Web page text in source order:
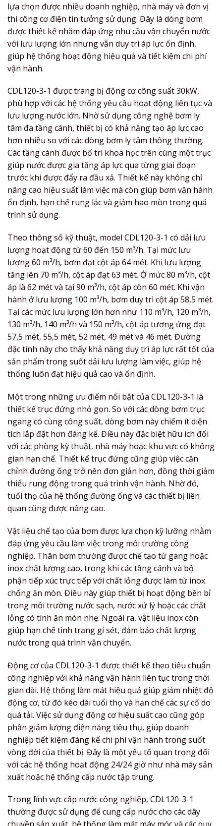
lựa chọn được nhiều doanh nghiệp, nhà máy và đơn vị
thi công cơ điện tin tưởng sử dụng. Đây là dòng bơm
được thiết kế nhằm đáp ứng nhu cầu vận chuyển nước
với lưu lượng lớn nhưng vẫn duy trì áp lực ổn định,
giúp hệ thống hoạt động hiệu quả và tiết kiệm chi phí
vận hành.
CDL120-3-1 được trang bị động cơ công suất 30kW,
phù hợp với các hệ thống yêu cầu hoạt động liên tục và
lưu lượng nước lớn. Nhờ sử dụng công nghệ bơm ly
tâm đa tầng cánh, thiết bị có khả năng tạo áp lực cao
hơn nhiều so với các dòng bơm ly tâm thông thường.
Các tầng cánh được bố trí khoa học trên cùng một trục
giúp nước được gia tăng áp lực qua từng giai đoạn
trước khi được đẩy ra đầu xả. Thiết kế này không chỉ
nâng cao hiệu suất làm việc mà còn giúp bơm vận hành
ổn định, hạn chế rung lắc và giảm hao mòn trong quá
trình sử dụng.
Theo thông số kỹ thuật, model CDL120-3-1 có dải lưu
lượng hoạt động từ 60 đến 150 m³/h. Tại mức lưu
lượng 60 m³/h, bơm đạt cột áp 64 mét. Khi lưu lượng
tăng lên 70 m³/h, cột áp đạt 63 mét. Ở mức 80 m³/h, cột
áp là 62 mét và tại 90 m³/h, cột áp còn 60 mét. Khi vận
hành ở lưu lượng 100 m³/h, bơm duy trì cột áp 58,5 mét.
Tại các mức lưu lượng lớn hơn như 110 m³/h, 120 m³/h,
130 m³/h, 140 m³/h và 150 m³/h, cột áp tương ứng đạt
57,5 mét, 55,5 mét, 52 mét, 49 mét và 46 mét. Đường
đặc tính này cho thấy khả năng duy trì áp lực rất tốt của
sản phẩm trong suốt dải lưu lượng làm việc, giúp hệ
thống luôn đạt hiệu quả cao và ổn định.
Một trong những ưu điểm nổi bật của CDL120-3-1 là
thiết kế trục đứng nhỏ gọn. So với các dòng bơm trục
ngang có cùng công suất, dòng bơm này chiếm ít diện
tích lắp đặt hơn đáng kể. Điều này đặc biệt hữu ích đối
với các phòng kỹ thuật, nhà máy hoặc khu vực có không
gian hạn chế. Thiết kế trục đứng cũng giúp việc căn
chỉnh đường ống trở nên đơn giản hơn, đồng thời giảm
thiểu rung động trong quá trình vận hành. Nhờ đó,
tuổi thọ của hệ thống đường ống và các thiết bị liên
quan cũng được nâng cao.
Vật liệu chế tạo của bơm được lựa chọn kỹ lưỡng nhằm
đáp ứng yêu cầu làm việc trong môi trường công
nghiệp. Thân bơm thường được chế tạo từ gang hoặc
inox chất lượng cao, trong khi các tầng cánh và bộ
phận tiếp xúc trực tiếp với chất lỏng được làm từ inox
chống ăn mòn. Điều này giúp thiết bị hoạt động bền bỉ
trong môi trường nước sạch, nước xử lý hoặc các chất
lỏng có tính ăn mòn nhẹ. Ngoài ra, vật liệu inox còn
giúp hạn chế tình trạng gỉ sét, đảm bảo chất lượng
nước trong quá trình vận chuyển.
Động cơ của CDL120-3-1 được thiết kế theo tiêu chuẩn
công nghiệp với khả năng vận hành liên tục trong thời
gian dài. Hệ thống làm mát hiệu quả giúp giảm nhiệt độ
động cơ, từ đó kéo dài tuổi thọ và hạn chế các sự cố do
quá tải. Việc sử dụng động cơ hiệu suất cao cũng góp
phần giảm lượng điện năng tiêu thụ, giúp doanh
nghiệp tiết kiệm đáng kể chi phí vận hành trong suốt
vòng đời của thiết bị. Đây là một yếu tố quan trọng đối
với các hệ thống hoạt động 24/24 giờ như nhà máy sản
xuất hoặc hệ thống cấp nước tập trung.
Trong lĩnh vực cấp nước công nghiệp, CDL120-3-1
thường được sử dụng để cung cấp nước cho các dây